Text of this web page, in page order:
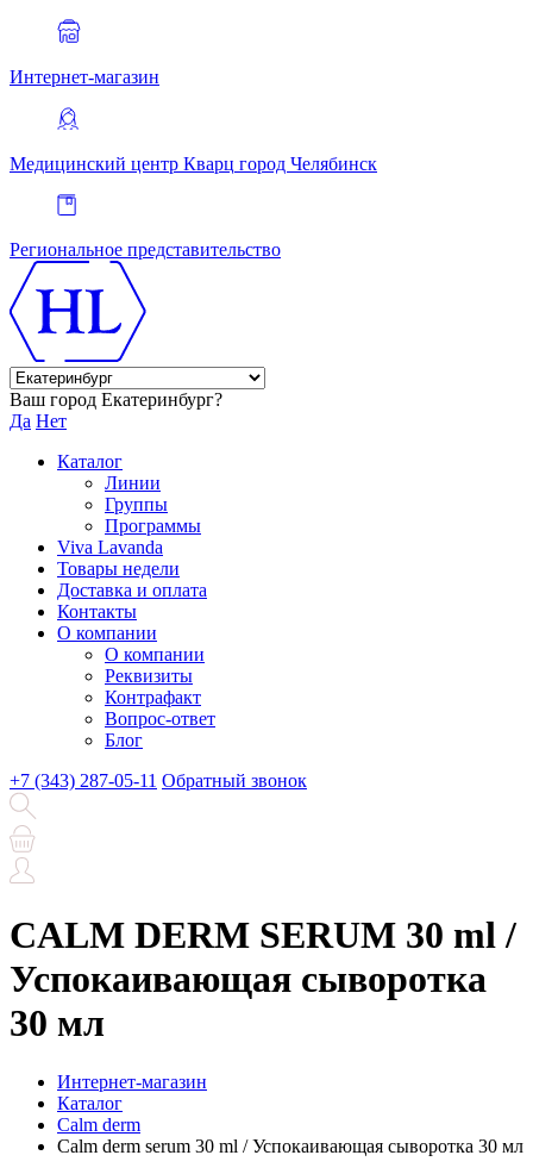
Интернет-магазин
Медицинский центр Кварц город Челябинск
Региональное представительство
Ваш город Екатеринбург?
Да Нет
Каталог
Линии
Группы
Программы
Viva Lavanda
Товары недели
Доставка и оплата
Контакты
О компании
О компании
Реквизиты
Контрафакт
Вопрос-ответ
Блог
+7 (343) 287-05-11 Обратный звонок
CALM DERM SERUM 30 ml /
Успокаивающая сыворотка
30 мл
Интернет-магазин
Каталог
Calm derm
Calm derm serum 30 ml / Успокаивающая сыворотка 30 мл